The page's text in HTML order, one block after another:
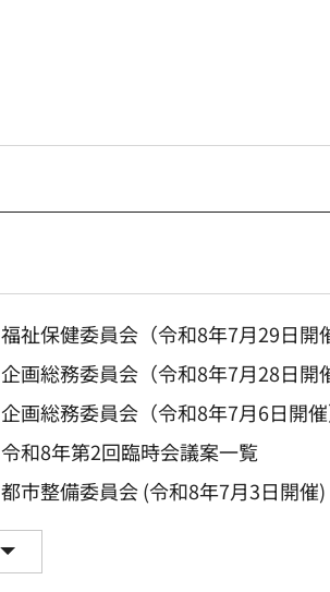
福祉保健委員会（令和8年7月29日開
企画総務委員会（令和8年7月28日開
企画総務委員会（令和8年7月6日開催
令和8年第2回臨時会議案一覧
都市整備委員会 (令和8年7月3日開催)